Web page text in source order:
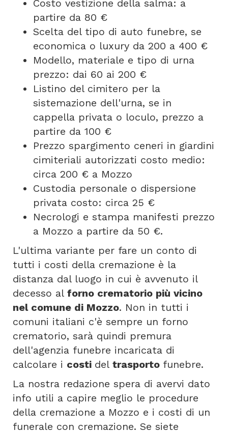
Costo vestizione della salma: a
partire da 80 €
Scelta del tipo di auto funebre, se
economica o luxury da 200 a 400 €
Modello, materiale e tipo di urna
prezzo: dai 60 ai 200 €
Listino del cimitero per la
sistemazione dell'urna, se in
cappella privata o loculo, prezzo a
partire da 100 €
Prezzo spargimento ceneri in giardini
cimiteriali autorizzati costo medio:
circa 200 € a Mozzo
Custodia personale o dispersione
privata costo: circa 25 €
Necrologi e stampa manifesti prezzo
a Mozzo a partire da 50 €.
L'ultima variante per fare un conto di
tutti i costi della cremazione è la
distanza dal luogo in cui è avvenuto il
decesso al forno crematorio più vicino
nel comune di Mozzo. Non in tutti i
comuni italiani c'è sempre un forno
crematorio, sarà quindi premura
dell'agenzia funebre incaricata di
calcolare i costi del trasporto funebre.
La nostra redazione spera di avervi dato
info utili a capire meglio le procedure
della cremazione a Mozzo e i costi di un
funerale con cremazione. Se siete